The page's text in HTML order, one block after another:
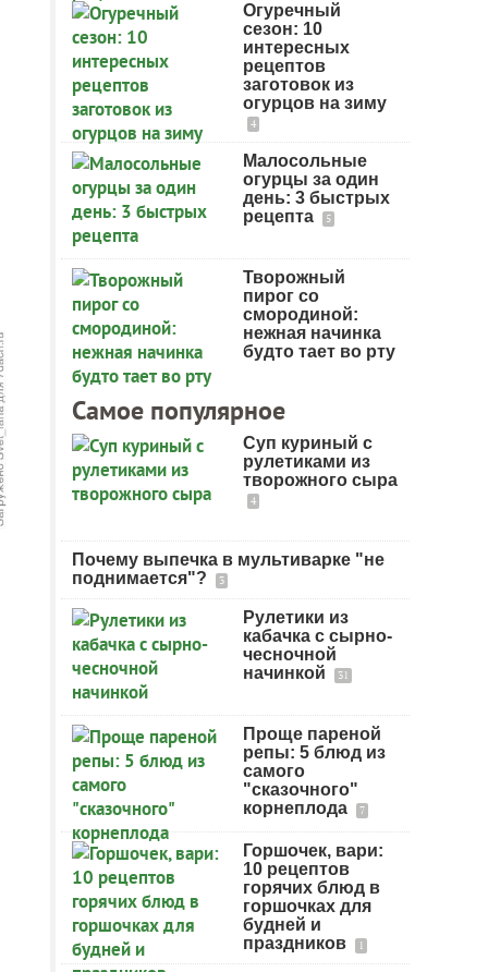
Огуречный
сезон: 10
интересных
рецептов
заготовок из
огурцов на зиму
4
Малосольные
огурцы за один
день: 3 быстрых
рецепта
5
Творожный
пирог со
смородиной:
нежная начинка
будто тает во рту
Самое популярное
Суп куриный с
рулетиками из
творожного сыра
4
Почему выпечка в мультиварке "не
поднимается"?
3
Рулетики из
кабачка с сырно-
чесночной
начинкой
31
Проще пареной
репы: 5 блюд из
самого
"сказочного"
корнеплода
7
Горшочек, вари:
10 рецептов
горячих блюд в
горшочках для
будней и
праздников
1